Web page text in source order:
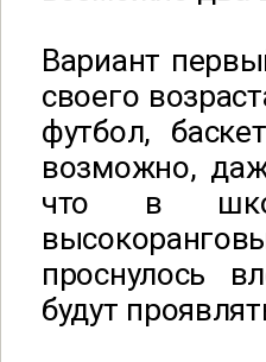
Вариант
своего
футбол,
возможно,
что в
проснулось
будут